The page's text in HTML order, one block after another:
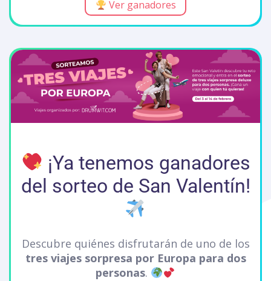
Ver ganadores
¡Ya tenemos ganadores
del sorteo de San Valentín!
Descubre quiénes disfrutarán de uno de los
tres viajes sorpresa por Europa para dos
personas.